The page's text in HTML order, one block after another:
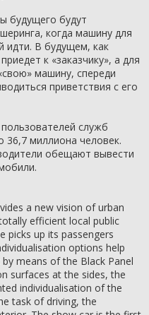
будущего будут
когда машину для
идти. В будущем, как
к «заказчику», а для
машину, спереди
приветствия с его
служб
36,7 миллиона человек.
обещают вывести
a new vision of urban
efficient local public
picks up its passengers
options help
means of the Black Panel
surfaces at the sides, the
individualisation of the
task of driving, the